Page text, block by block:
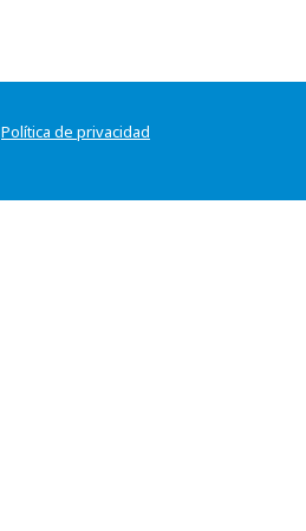
Política de privacidad